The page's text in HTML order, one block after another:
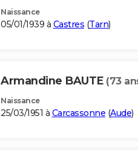
Naissance
05/01/1939 à Castres (Tarn)
Armandine BAUTE (73
Naissance
25/03/1951 à Carcassonne (Aude)